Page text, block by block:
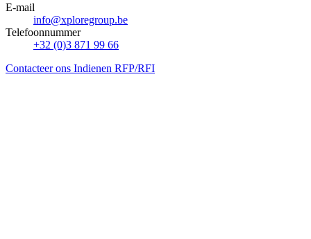
E-mail
info@xploregroup.be
Telefoonnummer
+32 (0)3 871 99 66
Contacteer ons Indienen RFP/RFI